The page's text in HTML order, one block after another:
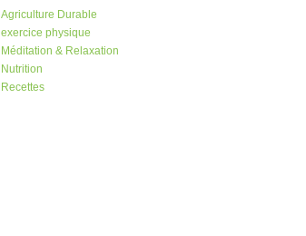
Agriculture Durable
exercice physique
Méditation & Relaxation
Nutrition
Recettes